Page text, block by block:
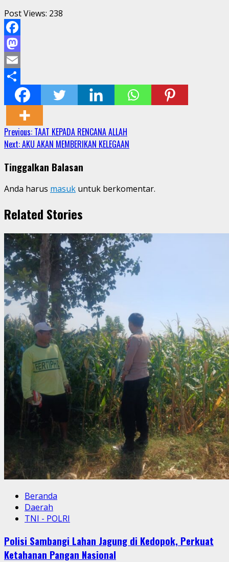
Post Views: 238
Facebook
Mastodon
Email
Share
Continue
Reading
Previous: TAAT KEPADA RENCANA ALLAH
Next:AKU AKAN MEMBERIKAN KELEGAAN
Tinggalkan Balasan
Anda harus masuk untuk berkomentar.
Related Stories
Beranda
Daerah
TNI - POLRI
Polisi Sambangi Lahan Jagung di Kedopok, Perkuat
Ketahanan Pangan Nasional